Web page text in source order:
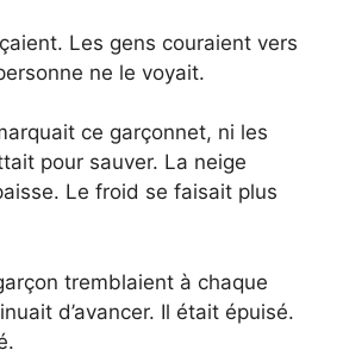
Les gens couraient vers
ne le voyait.
ce garçonnet, ni les
pour sauver. La neige
Le froid se faisait plus
tremblaient à chaque
d’avancer. Il était épuisé.